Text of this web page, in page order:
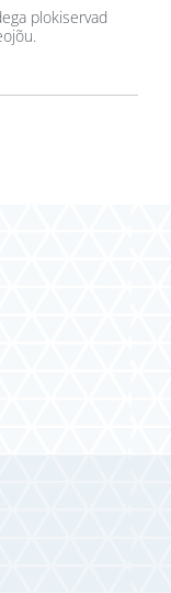
plokiservad